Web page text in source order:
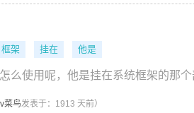
框架 挂在 他是
么使用呢，他是挂在系统框架的那个
菜鸟发表于：1913 天前）